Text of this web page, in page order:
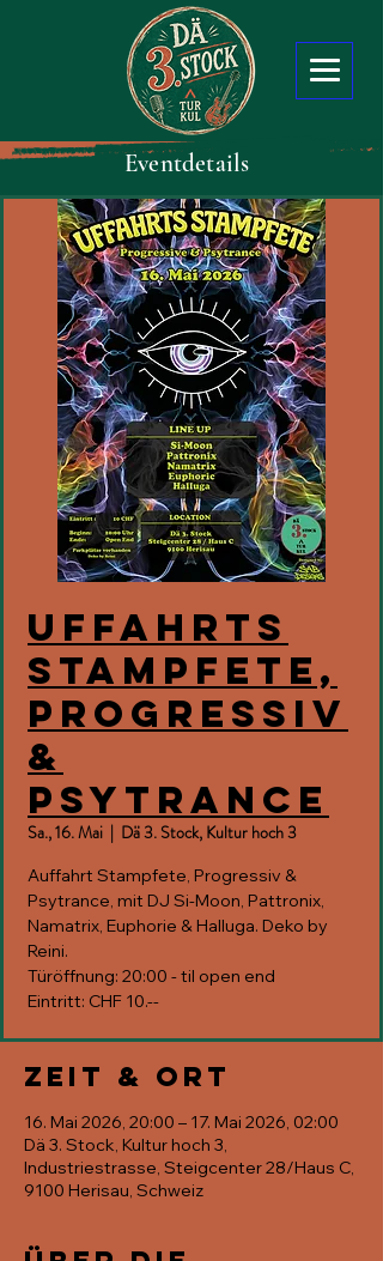
Eventdetails
Uffahrts
Stampfete,
Progressiv
&
Psytrance
Sa., 16. Mai
  |
Dä 3. Stock, Kultur hoch 3
Auffahrt Stampfete, Progressiv &
Psytrance, mit DJ Si-Moon, Pattronix,
Namatrix, Euphorie & Halluga. Deko by
Reini.
Türöffnung: 20:00 - til open end
Eintritt: CHF 10.--
Zeit & Ort
16. Mai 2026, 20:00 – 17. Mai 2026, 02:00
Dä 3. Stock, Kultur hoch 3,
Industriestrasse, Steigcenter 28/Haus C,
9100 Herisau, Schweiz